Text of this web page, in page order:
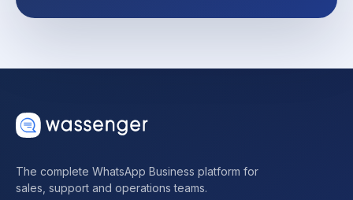
The complete WhatsApp Business platform for
sales, support and operations teams.